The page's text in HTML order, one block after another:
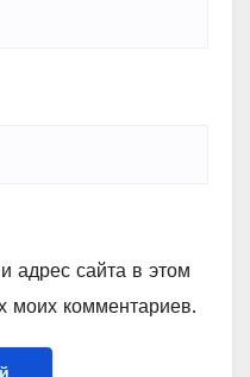
адрес сайта в этом
моих комментариев.